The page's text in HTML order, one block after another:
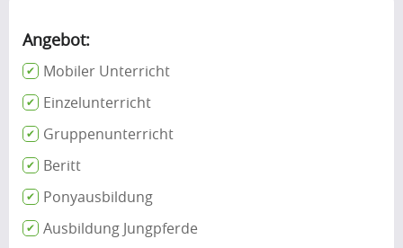
Angebot:
Mobiler Unterricht
Einzelunterricht
Gruppenunterricht
Beritt
Ponyausbildung
Ausbildung Jungpferde